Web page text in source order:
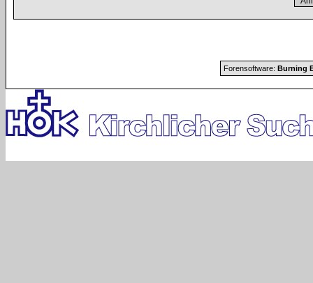
Forensoftware: Burning